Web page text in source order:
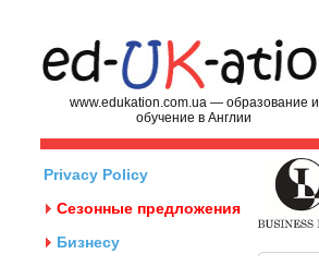
www.edukation.com.ua — образование и
обучение в Англии
Privacy Policy
Сезонные предложения
Бизнесу